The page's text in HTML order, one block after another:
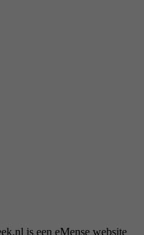
is een eMense website